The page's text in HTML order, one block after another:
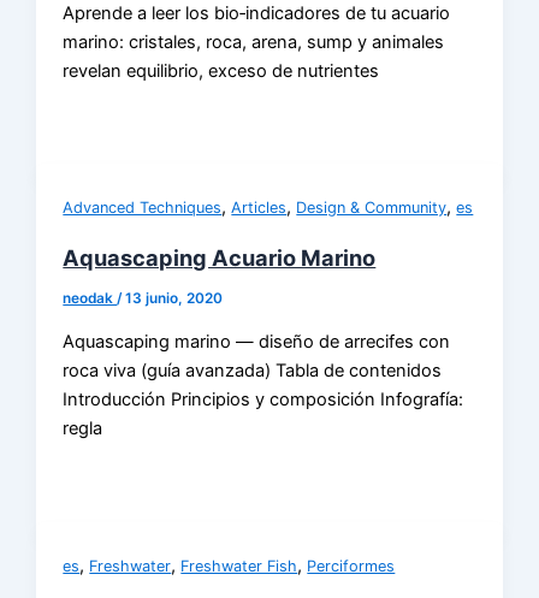
Aprende a leer los bio‑indicadores de tu acuario
marino: cristales, roca, arena, sump y animales
revelan equilibrio, exceso de nutrientes
Advanced Techniques,Articles, Design & Community,es
Aquascaping Acuario Marino
neodak/13 junio, 2020
Aquascaping marino — diseño de arrecifes con
roca viva (guía avanzada) Tabla de contenidos
Introducción Principios y composición Infografía:
regla
es, Freshwater, Freshwater Fish, Perciformes